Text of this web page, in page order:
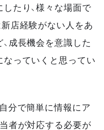
たり、様々な場面で
店経験がない人をあ
成長機会を意識した
っていくと思ってい
分で簡単に情報にア
者が対応する必要が